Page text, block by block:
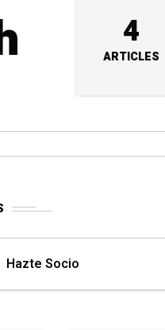
4
ARTICLES
Hazte Socio